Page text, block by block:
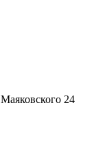
Маяковского 24